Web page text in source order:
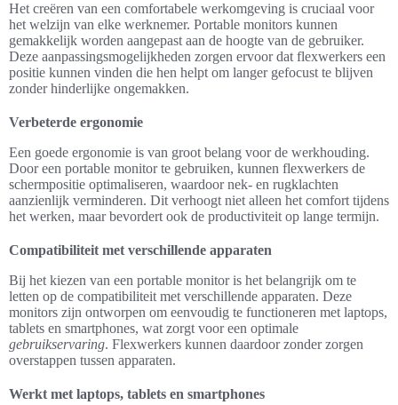
Het creëren van een comfortabele werkomgeving is cruciaal voor
het welzijn van elke werknemer. Portable monitors kunnen
gemakkelijk worden aangepast aan de hoogte van de gebruiker.
Deze aanpassingsmogelijkheden zorgen ervoor dat flexwerkers een
positie kunnen vinden die hen helpt om langer gefocust te blijven
zonder hinderlijke ongemakken.
Verbeterde ergonomie
Een goede ergonomie is van groot belang voor de werkhouding.
Door een portable monitor te gebruiken, kunnen flexwerkers de
schermpositie optimaliseren, waardoor nek- en rugklachten
aanzienlijk verminderen. Dit verhoogt niet alleen het comfort tijdens
het werken, maar bevordert ook de productiviteit op lange termijn.
Compatibiliteit met verschillende apparaten
Bij het kiezen van een portable monitor is het belangrijk om te
letten op de compatibiliteit met verschillende apparaten. Deze
monitors zijn ontworpen om eenvoudig te functioneren met laptops,
tablets en smartphones, wat zorgt voor een optimale
gebruikservaring. Flexwerkers kunnen daardoor zonder zorgen
overstappen tussen apparaten.
Werkt met laptops, tablets en smartphones